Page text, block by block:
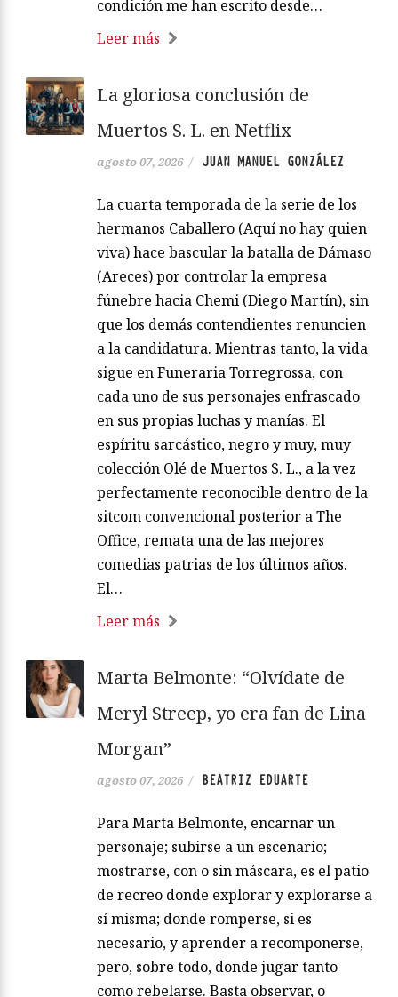
condición me han escrito desde…
Leer más
La gloriosa conclusión de
Muertos S. L. en Netflix
agosto 07, 2026 / JUAN MANUEL GONZÁLEZ
La cuarta temporada de la serie de los
hermanos Caballero (Aquí no hay quien
viva) hace bascular la batalla de Dámaso
(Areces) por controlar la empresa
fúnebre hacia Chemi (Diego Martín), sin
que los demás contendientes renuncien
a la candidatura. Mientras tanto, la vida
sigue en Funeraria Torregrossa, con
cada uno de sus personajes enfrascado
en sus propias luchas y manías. El
espíritu sarcástico, negro y muy, muy
colección Olé de Muertos S. L., a la vez
perfectamente reconocible dentro de la
sitcom convencional posterior a The
Office, remata una de las mejores
comedias patrias de los últimos años.
El…
Leer más
Marta Belmonte: “Olvídate de
Meryl Streep, yo era fan de Lina
Morgan”
agosto 07, 2026 / BEATRIZ EDUARTE
Para Marta Belmonte, encarnar un
personaje; subirse a un escenario;
mostrarse, con o sin máscara, es el patio
de recreo donde explorar y explorarse a
sí misma; donde romperse, si es
necesario, y aprender a recomponerse,
pero, sobre todo, donde jugar tanto
como rebelarse. Basta observar, o